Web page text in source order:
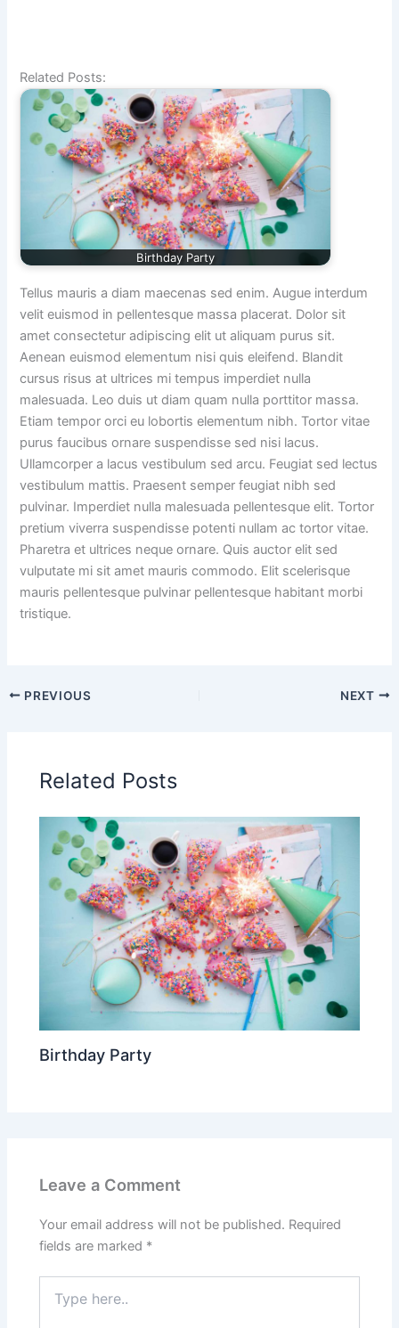
Related Posts:
Birthday Party
Tellus mauris a diam maecenas sed enim. Augue interdum
velit euismod in pellentesque massa placerat. Dolor sit
amet consectetur adipiscing elit ut aliquam purus sit.
Aenean euismod elementum nisi quis eleifend. Blandit
cursus risus at ultrices mi tempus imperdiet nulla
malesuada. Leo duis ut diam quam nulla porttitor massa.
Etiam tempor orci eu lobortis elementum nibh. Tortor vitae
purus faucibus ornare suspendisse sed nisi lacus.
Ullamcorper a lacus vestibulum sed arcu. Feugiat sed lectus
vestibulum mattis. Praesent semper feugiat nibh sed
pulvinar. Imperdiet nulla malesuada pellentesque elit. Tortor
pretium viverra suspendisse potenti nullam ac tortor vitae.
Pharetra et ultrices neque ornare. Quis auctor elit sed
vulputate mi sit amet mauris commodo. Elit scelerisque
mauris pellentesque pulvinar pellentesque habitant morbi
tristique.
PREVIOUS NEXT
Related Posts
Birthday Party
Leave a Comment
Your email address will not be published. Required
fields are marked *
here..